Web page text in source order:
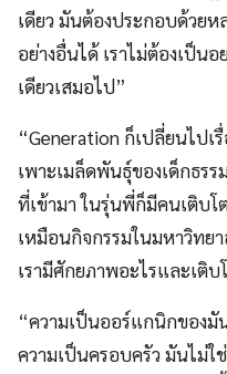
เดียว มันต้องประกอบด้วยห
อย่างอื่นได้ เราไม่ต้องเป็น
เดียวเสมอไป”
“Generation ก็เปลี่ยนไป
เพาะเมล็ดพันธุ์ของเด็กธร
ที่เข้ามา ในรุ่นพี่ก็มีคนเติบ
เหมือนกิจกรรมในมหาวิทย
เรามีศักยภาพอะไรและเติบ
“ความเป็นออร์แกนิกของ
ความเป็นครอบครัว มันไม่ใ